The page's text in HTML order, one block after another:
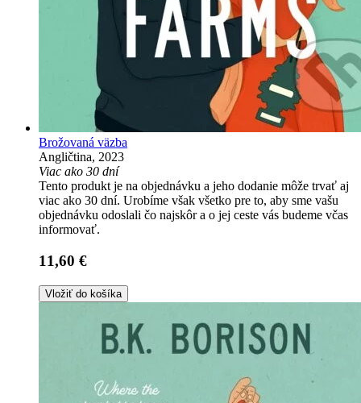
Brožovaná väzba
Angličtina, 2023
Viac ako 30 dní
Tento produkt je na objednávku a jeho dodanie môže trvať aj
viac ako 30 dní. Urobíme však všetko pre to, aby sme vašu
objednávku odoslali čo najskôr a o jej ceste vás budeme včas
informovať.
11,60 €
Vložiť do košíka